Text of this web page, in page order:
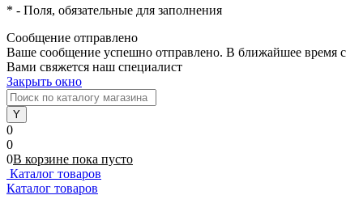
* - Поля, обязательные для заполнения
Сообщение отправлено
Ваше сообщение успешно отправлено. В ближайшее время с
Вами свяжется наш специалист
Закрыть окно
0
0
0В корзине пока пусто
Каталог товаров
Каталог товаров